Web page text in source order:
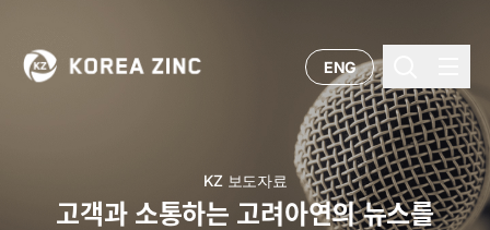
ENG
KZ 보도자료
고객과 소통하는 고려아연의 뉴스를